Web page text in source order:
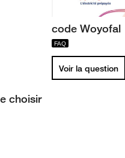
code Woyofal
Voir la question
choisir